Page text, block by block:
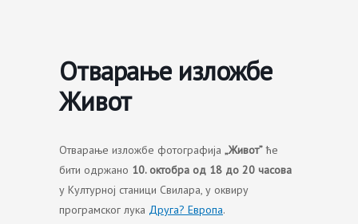
Отварање изложбе
Живот
Отварање изложбе фотографија „Живот”ће
бити одржано 10. октобра од 18 до 20 часова
у Културној станици Свилара, у оквиру
програмског лука Друга? Европа.